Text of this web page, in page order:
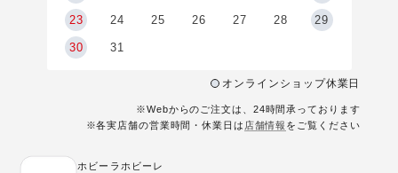
23 24 25 26 27 28 29
30 31
オンラインショップ休業日
※Webからのご注文は、24時間承っております
※各実店舗の営業時間・休業日は 店舗情報 をご覧ください
ホビーラホビーレ